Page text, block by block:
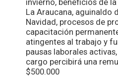
La Araucana, aguinaldo
Navidad, procesos de
capacitación
atingentes al trabajo y
pausas laborales
cargo percibirá una
$500.000